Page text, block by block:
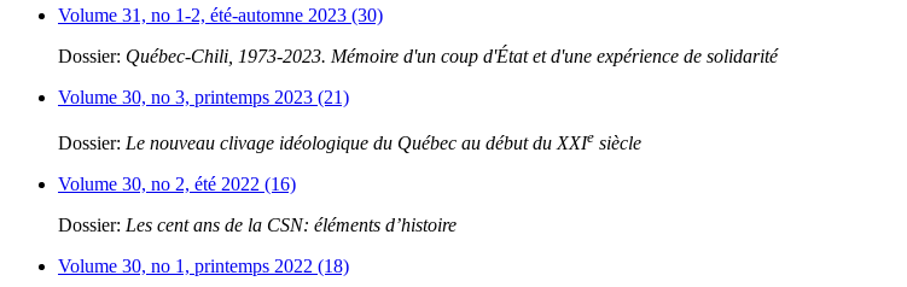
Volume 31, no 1-2, été-automne 2023 (30)
Dossier: Québec-Chili, 1973-2023. Mémoire d'un coup d'État et d'une expérience de solidarité
Volume 30, no 3, printemps 2023 (21)
Dossier: Le nouveau clivage idéologique du Québec au début du XXIe siècle
Volume 30, no 2, été 2022 (16)
Dossier: Les cent ans de la CSN: éléments d’histoire
Volume 30, no 1, printemps 2022 (18)